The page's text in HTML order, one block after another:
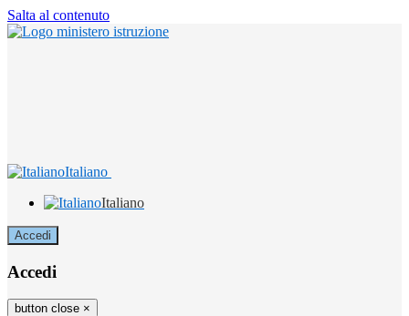
Salta al contenuto
Italiano
Italiano
Accedi
Accedi
button close ×